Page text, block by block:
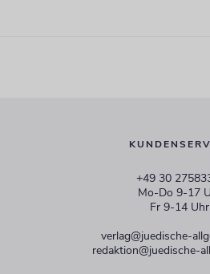
+49 30
Mo-Do 9-17
Fr 9-14 Uhr
verlag@juedische-
redaktion@juedische-